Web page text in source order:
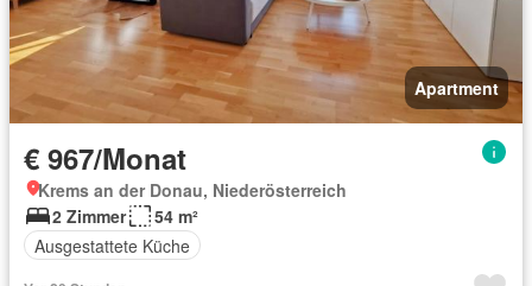
Apartment
€ 967/Monat
Krems an der Donau, Niederösterreich
2 Zimmer
54 m²
Ausgestattete Küche